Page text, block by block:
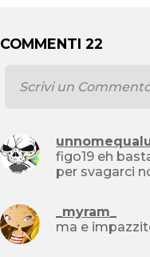
COMMENTI 22
figo19 eh basta prima su fb copia e incolla oo morirai dopo 7 giorni , ora ti metti anche te , veniamo su flashgames
per svagarci
_myram_